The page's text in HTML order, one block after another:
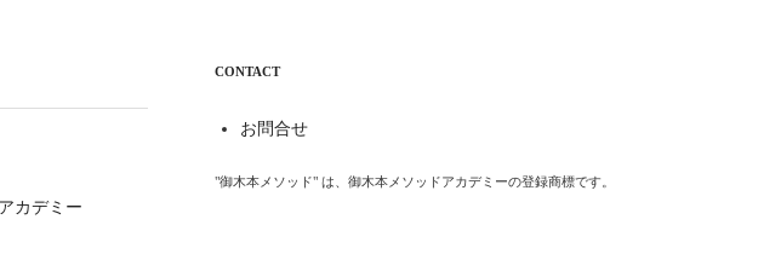
カデミー
CONTACT
お問合せ
"御木本メソッド" は、御木本メソッドアカデミーの登録商標です。